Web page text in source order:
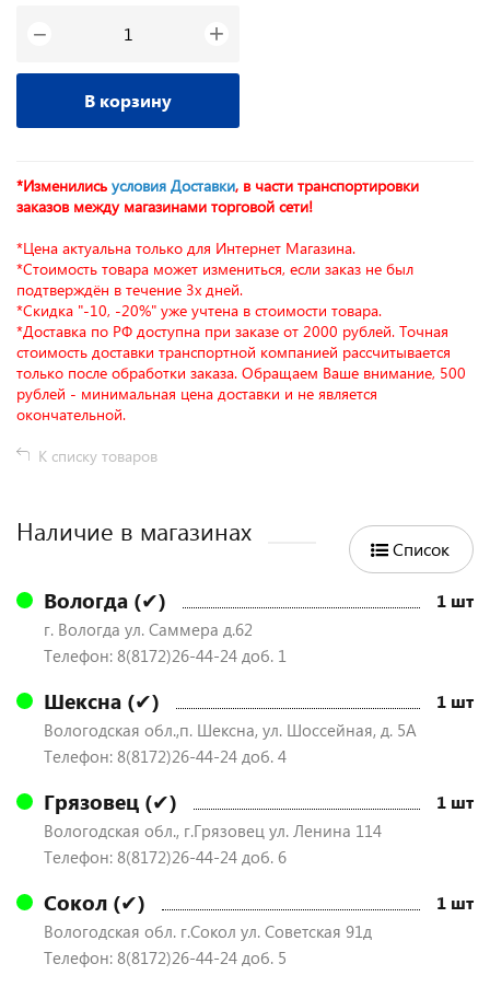
− +
В корзину
*Изменились условия Доставки, в части транспортировки
заказов между магазинами торговой сети!
*Цена актуальна только для Интернет Магазина.
*Стоимость товара может измениться, если заказ не был
подтверждён в течение 3х дней.
*Скидка "-10, -20%" уже учтена в стоимости товара.
*Доставка по РФ доступна при заказе от 2000 рублей. Точная
стоимость доставки транспортной компанией рассчитывается
только после обработки заказа. Обращаем Ваше внимание, 500
рублей - минимальная цена доставки и не является
окончательной.
К списку товаров
Наличие в магазинах
Список
Вологда (✔) 1 шт
г. Вологда ул. Саммера д.62
Телефон: 8(8172)26-44-24 доб. 1
Шексна (✔) 1 шт
Вологодская обл.,п. Шексна, ул. Шоссейная, д. 5А
Телефон: 8(8172)26-44-24 доб. 4
Грязовец (✔) 1 шт
Вологодская обл., г.Грязовец ул. Ленина 114
Телефон: 8(8172)26-44-24 доб. 6
Сокол (✔) 1 шт
Вологодская обл. г.Сокол ул. Советская 91д
Телефон: 8(8172)26-44-24 доб. 5